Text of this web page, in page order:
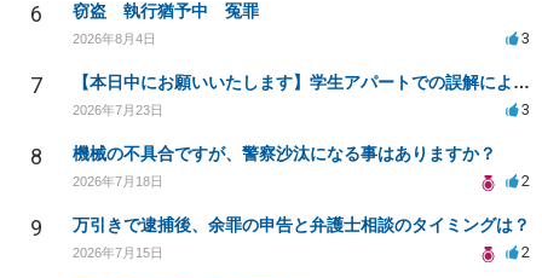
6 窃盗 執行猶予中 冤罪
2026年8月4日 3
7 【本日中にお願いいたします】学生アパートでの誤解による窃盗疑惑、今後の対応策は？
2026年7月23日 3
8 機械の不具合ですが、警察沙汰になる事はありますか？
2026年7月18日 2
9 万引きで逮捕後、余罪の申告と弁護士相談のタイミングは？
2026年7月15日 2